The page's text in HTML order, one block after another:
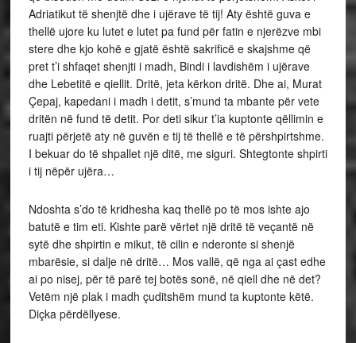
Adriatikut të shenjtë dhe i ujërave të tij! Aty është guva e
thellë ujore ku lutet e lutet pa fund për fatin e njerëzve mbi
stere dhe kjo kohë e gjatë është sakrificë e skajshme që
pret t’i shfaqet shenjti i madh, Bindi i lavdishëm i ujërave
dhe Lebetitë e qiellit. Dritë, jeta kërkon dritë. Dhe ai, Murat
Çepaj, kapedani i madh i detit, s’mund ta mbante për vete
dritën në fund të detit. Por deti sikur t’ia kuptonte qëllimin e
ruajti përjetë aty në guvën e tij të thellë e të përshpirtshme.
I bekuar do të shpallet një ditë, me siguri. Shtegtonte shpirti
i tij nëpër ujëra…
Ndoshta s’do të kridhesha kaq thellë po të mos ishte ajo
batutë e tim eti. Kishte parë vërtet një dritë të veçantë në
sytë dhe shpirtin e mikut, të cilin e nderonte si shenjë
mbarësie, si dalje në dritë… Mos vallë, që nga ai çast edhe
ai po nisej, për të parë tej botës sonë, në qiell dhe në det?
Vetëm një plak i madh çuditshëm mund ta kuptonte këtë.
Diçka përdëllyese.